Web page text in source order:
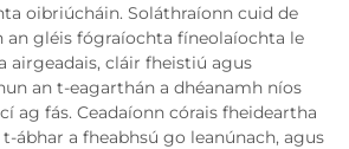
oibriúcháin. Soláthraíonn cuid de
an gléis fógraíochta fíneolaíochta le
airgeadais, cláir fheistiú agus
an t-eagarthán a dhéanamh níos
ag fás. Ceadaíonn córais fheideartha
ábhar a fheabhsú go leanúnach, agus